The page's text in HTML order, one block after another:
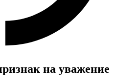
на уважение